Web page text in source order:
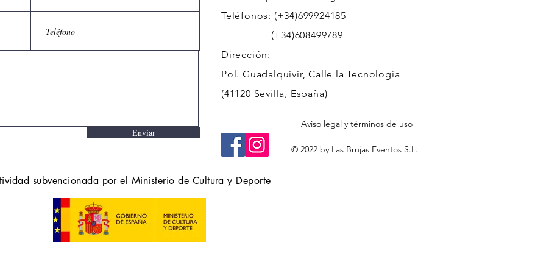
Enviar
Teléfonos: (+34)699924185
(+34)608499789
Dirección:
Pol. Guadalquivir, Calle la Tecnología
(41120 Sevilla, España)
Aviso legal y términos de uso
© 2022 by Las Brujas Eventos S.L.
subvencionada por el Ministerio de Cultura y Deporte